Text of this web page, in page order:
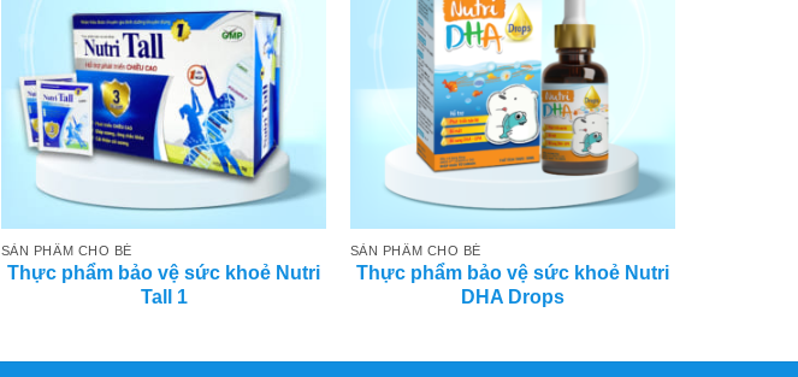
SẢN PHẨM CHO BÉ
Thực phẩm bảo vệ sức khoẻ Nutri
Tall 1
SẢN PHẨM CHO BÉ
Thực phẩm bảo vệ sức khoẻ Nutri
DHA Drops